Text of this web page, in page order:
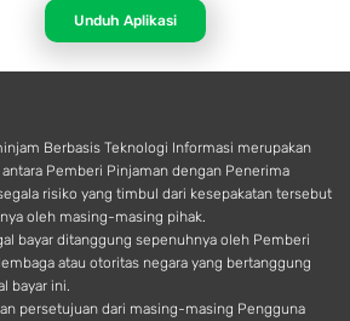
p
l
e
d
r
o
d
Unduh Aplikasi
Berbasis Teknologi Informasi merupakan
Pemberi Pinjaman dengan Penerima
risiko yang timbul dari kesepakatan tersebut
oleh masing-masing pihak.
bayar ditanggung sepenuhnya oleh Pemberi
atau otoritas negara yang bertanggung
bayar ini.
persetujuan dari masing-masing Pengguna